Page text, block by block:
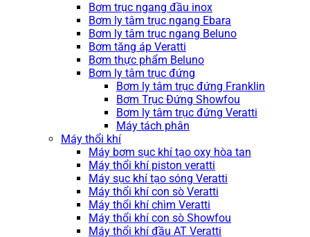
Bơm trục ngang đầu inox
Bơm ly tâm trục ngang Ebara
Bơm ly tâm trục ngang Beluno
Bơm tăng áp Veratti
Bơm thực phẩm Beluno
Bơm ly tâm trục đứng
Bơm ly tâm trục đứng Franklin
Bơm Trục Đứng Showfou
Bơm ly tâm trục đứng Veratti
Máy tách phân
Máy thổi khí
Máy bơm sục khí tạo oxy hòa tan
Máy thổi khí piston veratti
Máy sục khí tạo sóng Veratti
Máy thổi khí con sò Veratti
Máy thổi khí chìm Veratti
Máy thổi khí con sò Showfou
Máy thổi khí đầu AT Veratti